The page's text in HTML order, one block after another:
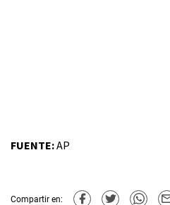
FUENTE:AP
Compartir en: